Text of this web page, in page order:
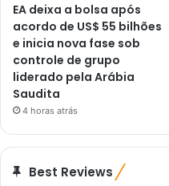
EA deixa a bolsa após
acordo de US$ 55 bilhões
e inicia nova fase sob
controle de grupo
liderado pela Arábia
Saudita
4 horas atrás
Best Reviews